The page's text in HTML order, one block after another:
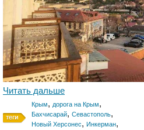
Читать дальше
Крым, дорога на Крым,
Бахчисарай, Севастополь,
Новый Херсонес, Инкерман,